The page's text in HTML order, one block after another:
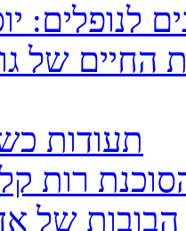
לנופלים:
החיים של
תעודות
רות
הבובות של